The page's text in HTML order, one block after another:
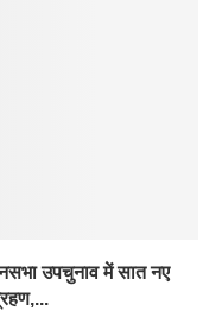
उपचुनाव में सात नए